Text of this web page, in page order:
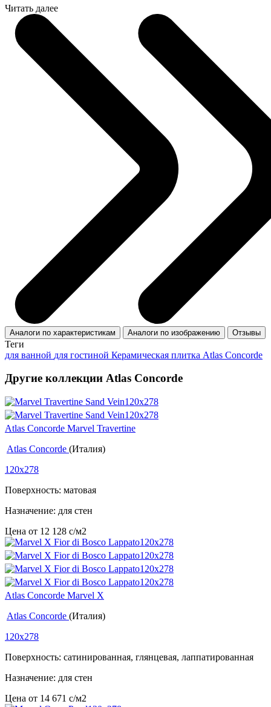
Читать далее
Аналоги по характеристикам Аналоги по изображению Отзывы
Теги
для ванной для гостиной Керамическая плитка Atlas Concorde
Другие коллекции Atlas Concorde
Atlas Concorde Marvel Travertine
Atlas Concorde (Италия)
120x278
Поверхность: матовая
Назначение: для стен
Цена от 12 128 c/м2
Atlas Concorde Marvel X
Atlas Concorde (Италия)
120x278
Поверхность: сатинированная, глянцевая, лаппатированная
Назначение: для стен
Цена от 14 671 c/м2